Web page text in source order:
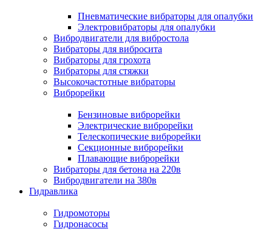
Пневматические вибраторы для опалубки
Электровибраторы для опалубки
Вибродвигатели для вибростола
Вибраторы для вибросита
Вибраторы для грохота
Вибраторы для стяжки
Высокочастотные вибраторы
Виброрейки
Бензиновые виброрейки
Электрические виброрейки
Телескопические виброрейки
Секционные виброрейки
Плавающие виброрейки
Вибраторы для бетона на 220в
Вибродвигатели на 380в
Гидравлика
Гидромоторы
Гидронасосы